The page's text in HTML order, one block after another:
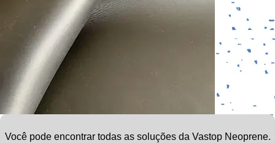
Você pode encontrar todas as soluções da Vastop Neoprene.